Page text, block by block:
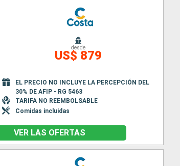
desde
US$ 879
EL PRECIO NO INCLUYE LA PERCEPCIÓN DEL
30% DE AFIP - RG 5463
TARIFA NO REEMBOLSABLE
Comidas incluidas
VER LAS OFERTAS